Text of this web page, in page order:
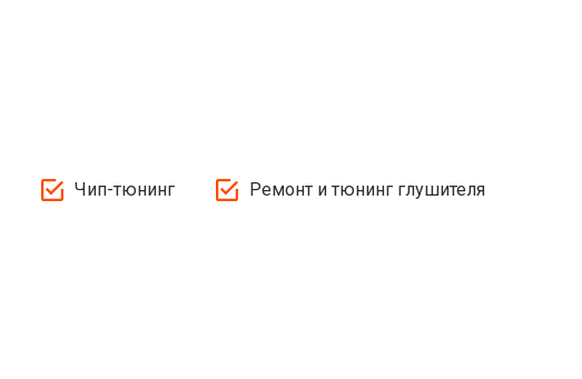
Чип-тюнинг Ремонт и тюнинг глушителя